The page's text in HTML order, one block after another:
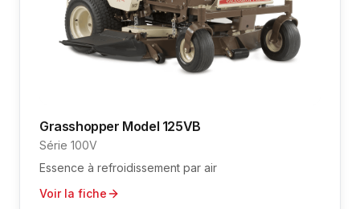
Grasshopper Model 125VB
Série 100V
Essence à refroidissement par air
Voir la fiche